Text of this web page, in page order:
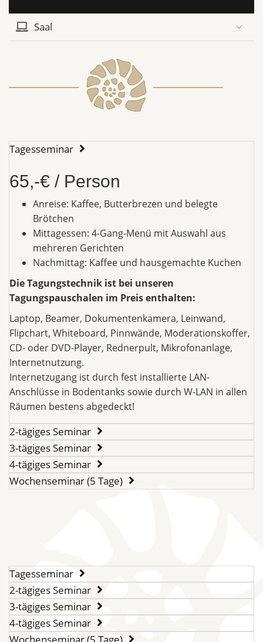
Saal
Tagesseminar
65,-€ / Person
Anreise: Kaffee, Butterbrezen und belegte
Brötchen
Mittagessen: 4-Gang-Menü mit Auswahl aus
mehreren Gerichten
Nachmittag: Kaffee und hausgemachte Kuchen
Die Tagungstechnik ist bei unseren
Tagungspauschalen im Preis enthalten:
Laptop, Beamer, Dokumentenkamera, Leinwand,
Flipchart, Whiteboard, Pinnwände, Moderationskoffer,
CD- oder DVD-Player, Rednerpult, Mikrofonanlage,
Internetnutzung.
Internetzugang ist durch fest installierte LAN-
Anschlüsse in Bodentanks sowie durch W-LAN in allen
Räumen bestens abgedeckt!
2-tägiges Seminar
3-tägiges Seminar
4-tägiges Seminar
Wochenseminar (5 Tage)
Tagesseminar
2-tägiges Seminar
3-tägiges Seminar
4-tägiges Seminar